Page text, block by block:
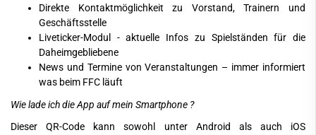
Direkte Kontaktmöglichkeit zu Vorstand, Trainern und
Geschäftsstelle
Liveticker-Modul - aktuelle Infos zu Spielständen für die
Daheimgebliebene
News und Termine von Veranstaltungen – immer informiert
was beim FFC läuft
Wie lade ich die App auf mein Smartphone ?
Dieser QR-Code kann sowohl unter Android als auch iOS